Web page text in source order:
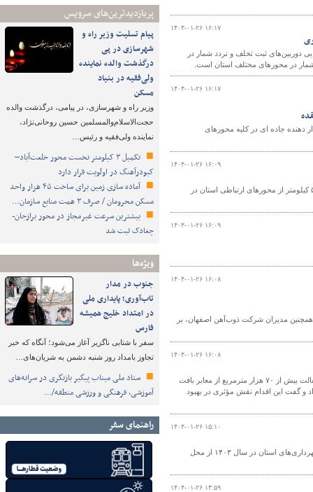
پربازدیدترین‌های سرویس
پیام تسلیت وزیر راه و
شهرسازی در پی
درگذشت والده نماینده
ولی‌فقیه در بنیاد
مسکن
وزیر راه و شهرسازی، در پیامی، درگذشت والده
حجت‌الاسلام‌والمسلمین حسین روحانی‌نژاد،
نماینده ولی‌فقیه و رئیس…
تکمیل ۳ کیلومتر نخست محور خلعت‌آباد–
کبودرآهنگ در اولویت قرار دارد
آماده سازی زمین برای ساخت ۴۵ هزار واحد
مسکن محرومان / صرف ۳ همت منابع سازمان…
بیشترین سرعت غیرمجاز در محور برازجان-
چغادک ثبت شد
ویژه‌ها
جنوب در مدار
تاب‌آوری؛ پایداری ملی
در امتداد خلیج همیشه
فارس
سفر با شتابی ناگزیر آغاز می‌شود؛ آنگاه که خبر
تجاوز بامداد روز شنبه دشمن به شریان‌های…
ستاد ملی میناب پیگیر بازنگری در سرانه‌های
آموزشی، فرهنگی و ورزشی منطقه/…
راهنمای سفر
۱۴۰۴-۰۱-۲۶ ۱۶:۱۷
دوربین‌های ثبت تخلف و تردد شمار در
۱۴۰۴-۰۱-۲۶ ۱۶:۱۷
نقده از نصب ۳۲۱ تابلو وعلائم هشدار دهنده جاده ای در کلیه محورهای
۱۴۰۴-۰۱-۲۶ ۱۶:۰۹
مدیر کل راهداری و حمل ونقل جاده ای آذربایجان غربی از لکه گیری و روکش آسفالت ۵۵۵ کیلومتر از محورهای ارتباطی استان در
۱۴۰۴-۰۱-۲۶ ۱۶:۰۹
۱۴۰۴-۰۱-۲۶ ۱۶:۰۸
مدیران شرکت ذوب‌آهن اصفهان، بر
۱۴۰۴-۰۱-۲۶ ۱۶:۰۸
معاون مسکن و بازآفرینی شهری اداره کل راه و شهرسازی جنوب کرمان از بهسازی و آسفالت بیش از ۷۰ هزار مترمربع از معابر بافت
و گفت این اقدام نقش مؤثری در بهبود
۱۴۰۴-۰۱-۲۶ ۱۵:۱۰
مدیرکل راه و شهرسازی سیستان و بلوچستان از توزیع ۱۲ هزار و ۵۱۳ تن قیر رایگان به شهرداری‌های استان در سال ۱۴۰۳ از محل
۱۴۰۴-۰۱-۲۶ ۱۴:۵۹